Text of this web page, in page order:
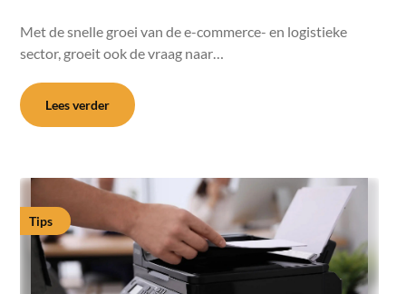
Met de snelle groei van de e-commerce- en logistieke
sector, groeit ook de vraag naar…
Lees verder
Tips